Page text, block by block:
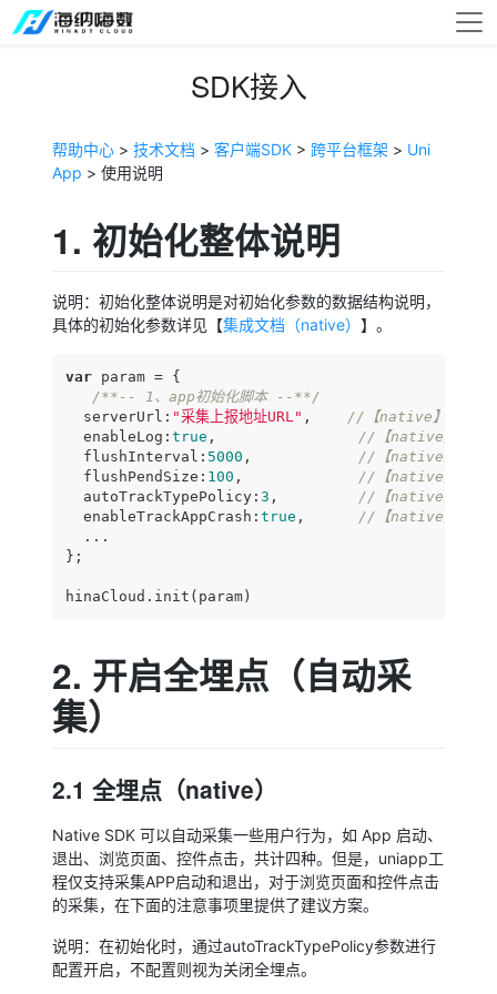
SDK接入
帮助中心 >技术文档 >客户端SDK > 跨平台框架 > Uni
App > 使用说明
1. 初始化整体说明
说明：初始化整体说明是对初始化参数的数据结构说明，
具体的初始化参数详见【集成文档（native）】。
var param = {
/**-- 1、app初始化脚本 --**/
  serverUrl:
"采集上报地址URL" ,
//【native】【必填
  enableLog:
true ,
//【native】【可
  flushInterval:
5000 ,
//【native】【可选
  flushPendSize:
100 ,
//【native】【可选
  autoTrackTypePolicy:
3 ,
//【native】【可选
  enableTrackAppCrash:
true ,
//【native】【可
  ...
};
hinaCloud.init(param)
2. 开启全埋点（自动采
集）
2.1 全埋点（native）
Native SDK 可以自动采集一些用户行为，如 App 启动、
退出、浏览页面、控件点击，共计四种。但是，uniapp工
程仅支持采集APP启动和退出，对于浏览页面和控件点击
的采集，在下面的注意事项里提供了建议方案。
说明：在初始化时，通过autoTrackTypePolicy参数进行
配置开启，不配置则视为关闭全埋点。